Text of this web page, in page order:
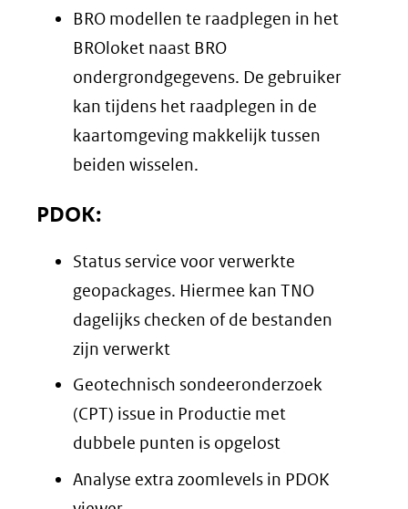
BRO modellen te raadplegen in het
BROloket naast BRO
ondergrondgegevens. De gebruiker
kan tijdens het raadplegen in de
kaartomgeving makkelijk tussen
beiden wisselen.
PDOK:
Status service voor verwerkte
geopackages. Hiermee kan TNO
dagelijks checken of de bestanden
zijn verwerkt
Geotechnisch sondeeronderzoek
(CPT) issue in Productie met
dubbele punten is opgelost
Analyse extra zoomlevels in PDOK